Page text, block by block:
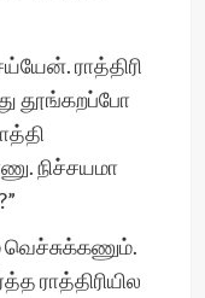
ராத்திரி
தூங்கறப்போ
நிச்சயமா
ராத்திரியில